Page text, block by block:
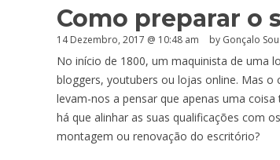
Como preparar o
14 Dezembro, 2017 @ 10:48 am by Gonçalo
No início de 1800, um maquinista de uma
bloggers, youtubers ou lojas online. Mas o
levam-nos a pensar que apenas uma
há que alinhar as suas qualificações com
montagem ou renovação do escritório?